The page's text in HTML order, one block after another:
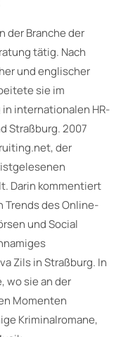
der Branche der
tätig. Nach
und englischer
sie im
internationalen HR-
Straßburg. 2007
der
Darin kommentiert
des Online-
und Social
Zils in Straßburg. In
wo sie an der
Momenten
Kriminalromane,